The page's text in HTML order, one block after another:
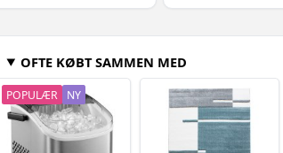
OFTE KØBT SAMMEN MED
POPULÆR NY